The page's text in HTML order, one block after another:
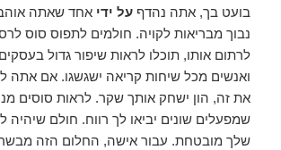
בועט בך, אתה נהדףעל ידי אחד שאתה
נבוך מבריאות לקויה. חולמים לתפוס סוס
לרתום אותו, תוכלו לראות שיפור גדול
ואנשים מכל שיחות קריאה ישגשגו. אם אתה
את זה, הון ישחק אותך שקר. לראות סוסים
שמפעלים שונים יביאו לך רווח. חולם
שלך מובטחת. עבור אישה, החלום הזה